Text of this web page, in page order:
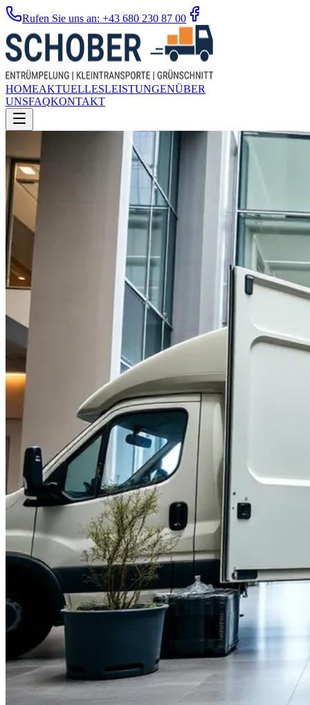
Rufen Sie uns an: +43 680 230 87 00
HOMEAKTUELLESLEISTUNGENÜBER
UNSFAQKONTAKT